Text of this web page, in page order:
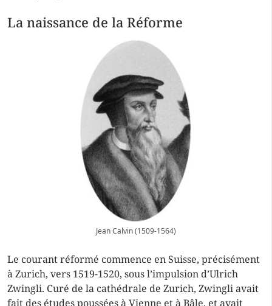
La naissance de la Réforme
Jean Calvin (1509-1564)
Le courant réformé commence en Suisse, précisément
à Zurich, vers 1519-1520, sous l’impulsion d’Ulrich
Zwingli. Curé de la cathédrale de Zurich, Zwingli avait
fait des études poussées à Vienne et à Bâle, et avait